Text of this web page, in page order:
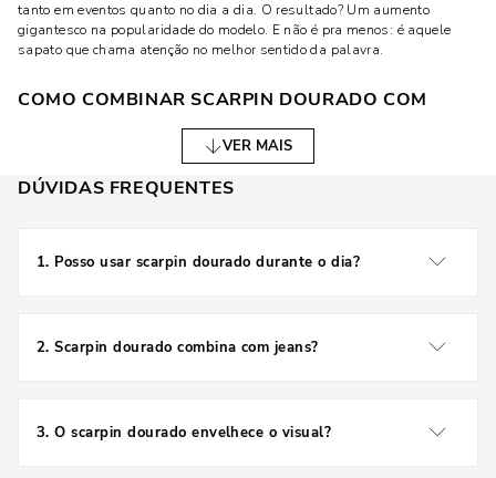
tanto em eventos quanto no dia a dia. O resultado? Um aumento
gigantesco na popularidade do modelo. E não é pra menos: é aquele
sapato que chama atenção no melhor sentido da palavra.
COMO COMBINAR SCARPIN DOURADO COM
DIFERENTES ESTILOS
LOOKS CASUAIS COM SCARPIN DOURADO
glamourosos. Essa combinação dá um ar descolado, moderno e super
ESTILO ELEGANTE PARA EVENTOS
ou saias midi. Quer se destacar com elegância? Vai de dourado nos pés.
VER MAIS
DÚVIDAS FREQUENTES
1. Posso usar scarpin dourado durante o dia?
2.Scarpin dourado combina com jeans?
3.O scarpin dourado envelhece o visual?